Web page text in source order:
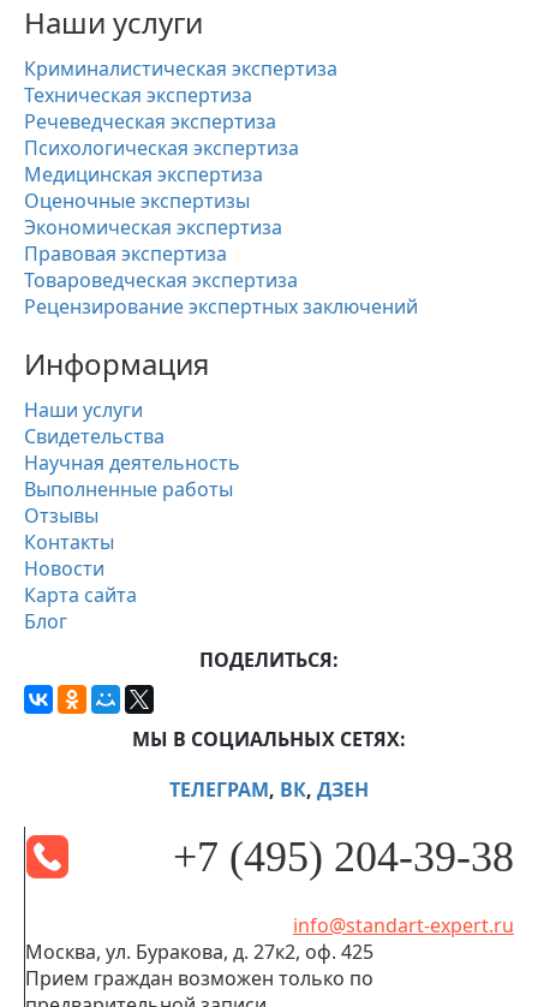
Наши услуги
Криминалистическая экспертиза
Техническая экспертиза
Речеведческая экспертиза
Психологическая экспертиза
Медицинская экспертиза
Оценочные экспертизы
Экономическая экспертиза
Правовая экспертиза
Товароведческая экспертиза
Рецензирование экспертных заключений
Информация
Наши услуги
Свидетельства
Научная деятельность
Выполненные работы
Отзывы
Контакты
Новости
Карта сайта
Блог
ПОДЕЛИТЬСЯ:
МЫ В СОЦИАЛЬНЫХ СЕТЯХ:
ТЕЛЕГРАМ, ВК, ДЗЕН
+7 (495) 204-39-38
info@standart-expert.ru
Москва, ул. Буракова, д. 27к2, оф. 425
Прием граждан возможен только по